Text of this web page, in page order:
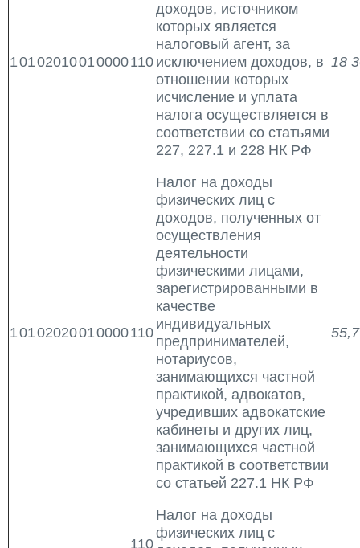
10102010010000110
доходов, источником
которых является
налоговый агент, за
исключением доходов, в
отношении которых
исчисление и уплата
налога осуществляется в
соответствии со статьями
227, 227.1 и 228 НК РФ
18
10102020010000110
Налог на доходы
физических лиц с
доходов, полученных от
осуществления
деятельности
физическими лицами,
зарегистрированными в
качестве
индивидуальных
предпринимателей,
нотариусов,
занимающихся частной
практикой, адвокатов,
учредивших адвокатские
кабинеты и других лиц,
занимающихся частной
практикой в соответствии
со статьей 227.1 НК РФ
55,7
110
Налог на доходы
физических лиц с